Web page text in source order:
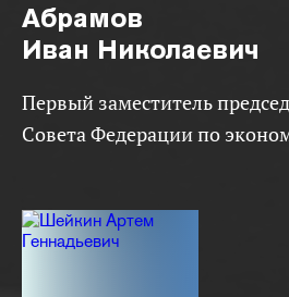
Абрамов
Иван Николаевич
Первый заместитель председателя Комитета
Совета Федерации по